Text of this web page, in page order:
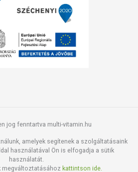
jog fenntartva multi-vitamin.hu
amelyek segítenek a szolgáltatásaink
használatával Ön is elfogadja a sütik
használatát.
megváltoztatásához kattintson ide.